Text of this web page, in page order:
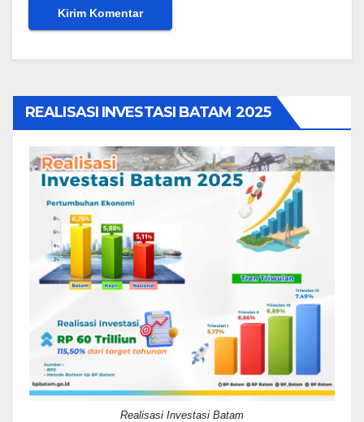
REALISASI INVESTASI BATAM 2025
Realisasi Investasi Batam